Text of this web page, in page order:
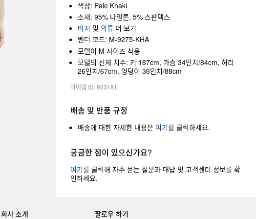
색상: Pale Khaki
소재: 95% 나일론, 5% 스판덱스
바지 및 의류 더 보기
벤더 코드: M-9275-KHA
모델이 M 사이즈 착용
모델의 신체 치수: 키 187cm, 가슴 34인치/84cm, 허리
26인치/67cm, 엉덩이 36인치/88cm
아이템 ID: 933181
배송 및 반품 규정
배송에 대한 자세한 내용은 여기를 클릭하세요.
궁금한 점이 있으신가요?
여기를 클릭해 자주 묻는 질문과 대답 및 고객센터 정보를 확
인하세요.
회사 소개
팔로우 하기